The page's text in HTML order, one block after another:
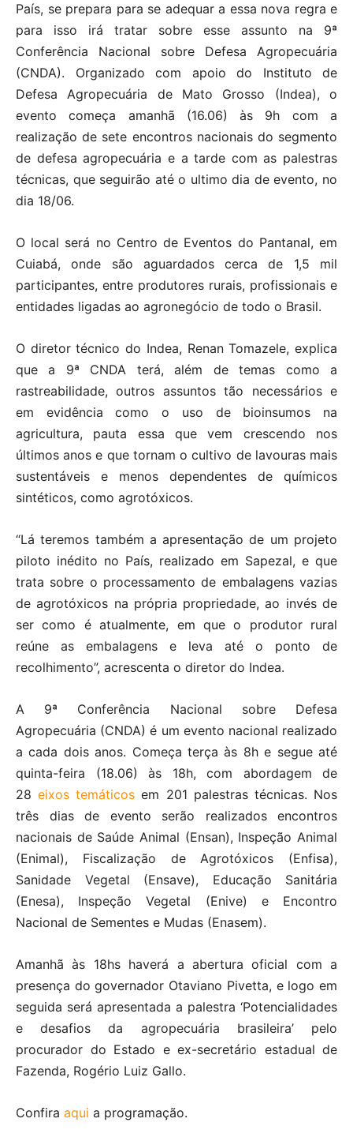
País, se prepara para se adequar a essa nova regra e
para isso irá tratar sobre esse assunto na 9ª
Conferência Nacional sobre Defesa Agropecuária
(CNDA). Organizado com apoio do Instituto de
Defesa Agropecuária de Mato Grosso (Indea), o
evento começa amanhã (16.06) às 9h com a
realização de sete encontros nacionais do segmento
de defesa agropecuária e a tarde com as palestras
técnicas, que seguirão até o ultimo dia de evento, no
dia 18/06.
O local será no Centro de Eventos do Pantanal, em
Cuiabá, onde são aguardados cerca de 1,5 mil
participantes, entre produtores rurais, profissionais e
entidades ligadas ao agronegócio de todo o Brasil.
O diretor técnico do Indea, Renan Tomazele, explica
que a 9ª CNDA terá, além de temas como a
rastreabilidade, outros assuntos tão necessários e
em evidência como o uso de bioinsumos na
agricultura, pauta essa que vem crescendo nos
últimos anos e que tornam o cultivo de lavouras mais
sustentáveis e menos dependentes de químicos
sintéticos, como agrotóxicos.
“Lá teremos também a apresentação de um projeto
piloto inédito no País, realizado em Sapezal, e que
trata sobre o processamento de embalagens vazias
de agrotóxicos na própria propriedade, ao invés de
ser como é atualmente, em que o produtor rural
reúne as embalagens e leva até o ponto de
recolhimento”, acrescenta o diretor do Indea.
A 9ª Conferência Nacional sobre Defesa
Agropecuária (CNDA) é um evento nacional realizado
a cada dois anos. Começa terça às 8h e segue até
quinta-feira (18.06) às 18h, com abordagem de
28eixos temáticos em 201 palestras técnicas. Nos
três dias de evento serão realizados encontros
nacionais de Saúde Animal (Ensan), Inspeção Animal
(Enimal), Fiscalização de Agrotóxicos (Enfisa),
Sanidade Vegetal (Ensave), Educação Sanitária
(Enesa), Inspeção Vegetal (Enive) e Encontro
Nacional de Sementes e Mudas (Enasem).
Amanhã às 18hs haverá a abertura oficial com a
presença do governador Otaviano Pivetta, e logo em
seguida será apresentada a palestra ‘Potencialidades
e desafios da agropecuária brasileira’ pelo
procurador do Estado e ex-secretário estadual de
Fazenda, Rogério Luiz Gallo.
Confira aqui a programação.